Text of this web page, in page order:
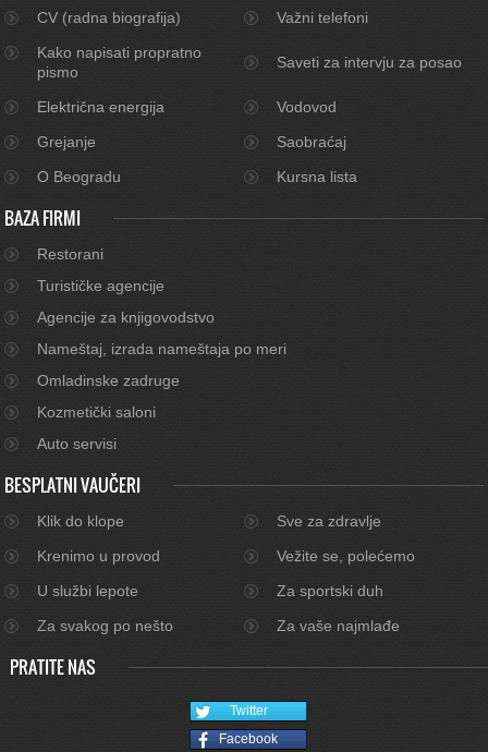
CV (radna biografija)
Važni telefoni
Kako napisati propratno
pismo
Saveti za intervju za posao
Električna energija
Vodovod
Grejanje
Saobraćaj
O Beogradu
Kursna lista
BAZA FIRMI
Restorani
Turističke agencije
Agencije za knjigovodstvo
Nameštaj, izrada nameštaja po meri
Omladinske zadruge
Kozmetički saloni
Auto servisi
BESPLATNI VAUČERI
Klik do klope
Sve za zdravlje
Krenimo u provod
Vežite se, polećemo
U službi lepote
Za sportski duh
Za svakog po nešto
Za vaše najmlađe
PRATITE NAS
Twitter
Facebook